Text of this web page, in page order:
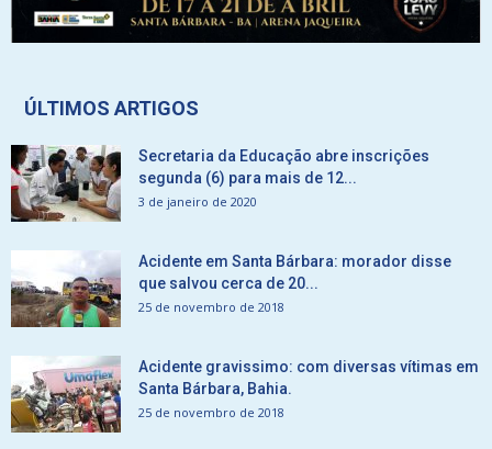
ÚLTIMOS ARTIGOS
Secretaria da Educação abre inscrições
segunda (6) para mais de 12...
3 de janeiro de 2020
Acidente em Santa Bárbara: morador disse
que salvou cerca de 20...
25 de novembro de 2018
Acidente gravissimo: com diversas vítimas em
Santa Bárbara, Bahia.
25 de novembro de 2018